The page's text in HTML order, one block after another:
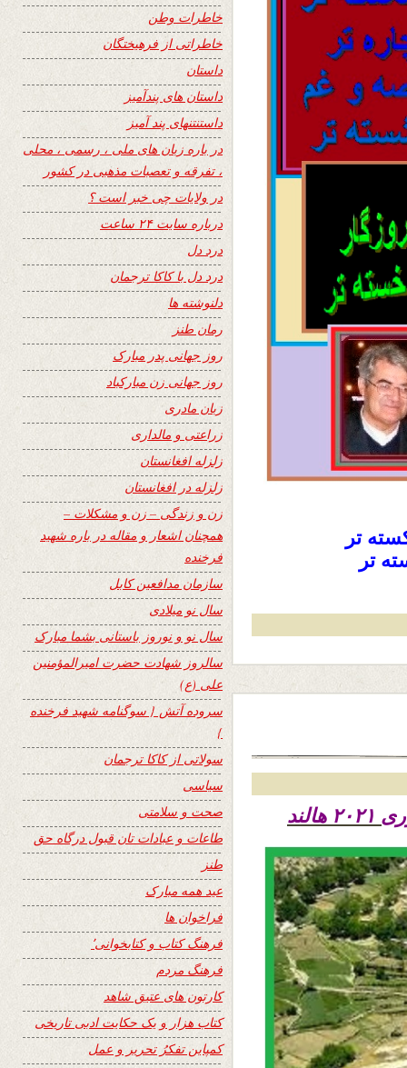
تر
تر
خاطرات وطن
خاطراتی از فرهیختگان
داستان
داستان های پندآمیز
داستنتنهای پند آمیز
در باره زبان های ملی ، رسمی ، محلی
، تفرقه و تعصبات مذهبی در کشور
در ولایات چی خبر است ؟
درباره سایت ۲۴ ساعت
درد دل
درد دل با کاکا ترجمان
دلنوشته ها
رمان طنز
روز جهانی پدر مبارک
روز جهانی زن مبارکباد
زبان مادری
زراعتی و مالداری
زلزله افغانستان
زلزله در افغانستان
زن و زندگی – زن و مشکلات –
همچنان اشعار و مقاله در باره شهید
فرخنده
سازمان مدافعین کابل
سال نو میلادی
سال نو و نوروز باستانی بشما مبارک
سالروز شهادت حضرت امیرالمؤمنین
علی (ع)
سروده آتش { سوگنامه شهید فرخنده
}
سولاتی از کاکا ترجمان
سیاسی
صحت و سلامتی
طاعات و عبادات تان قبول درگاه حق
طنز
عید همه مبارک
فراخوان ها
فرهنگ کتاب و کتابخوانی٬
فرهنگ مردم
کارتون های عتیق شاهد
کتاب هزار و یک حکایت ادبی تاریخی
کمپاین تفکرُ تحریر و عمل